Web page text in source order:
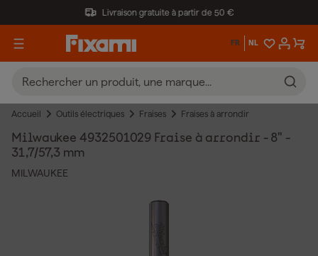
Livraison gratuite à partir de 50 €
FR NL
Accueil Outils électriques Fraises Fraises à arrondir
Milwaukee 4932501029 Fraise à arrondir - 8" -
31,7/57,3 mm
MILWAUKEE